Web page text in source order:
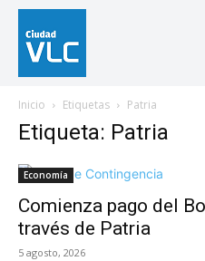
Inicio Etiquetas Patria
Etiqueta: Patria
Economía
Comienza pago del
través de Patria
5 agosto, 2026